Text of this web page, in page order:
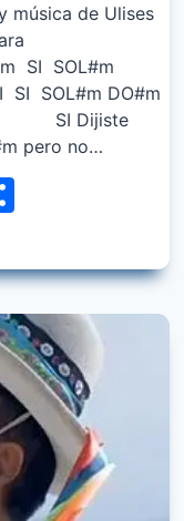
música de Ulises
SI SOL#m
SI SOL#m DO#m
SI Dijiste
pero no…